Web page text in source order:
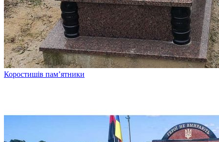
Коростишів пам’ятники